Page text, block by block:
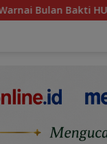
50 PT TIMAH, 68